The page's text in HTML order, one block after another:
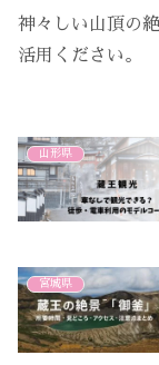
神々しい山頂の
活用ください。
山形県
宮城県